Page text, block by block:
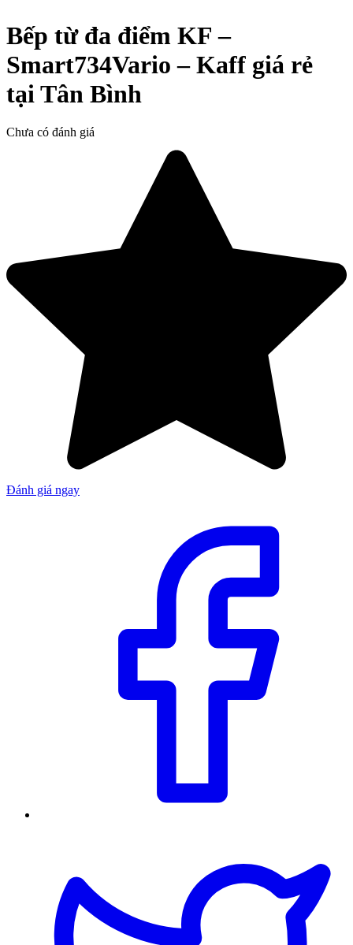
Bếp từ đa điểm KF –
Smart734Vario – Kaff giá rẻ
tại Tân Bình
Chưa có đánh giá
Đánh giá ngay